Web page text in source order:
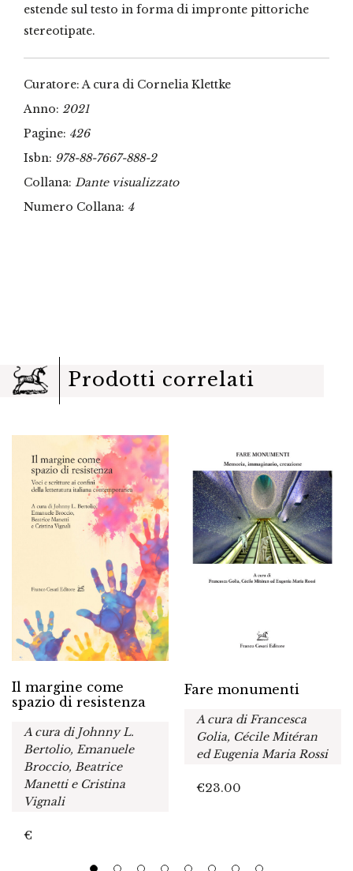
estende sul testo in forma di impronte pittoriche
stereotipate.
Curatore: A cura di Cornelia Klettke
Anno: 2021
Pagine: 426
Isbn: 978-88-7667-888-2
Collana: Dante visualizzato
Numero Collana: 4
Prodotti correlati
Il margine come
spazio di resistenza
A cura di Johnny L.
Bertolio, Emanuele
Broccio, Beatrice
Manetti e Cristina
Vignali
€
Fare monumenti
A cura di Francesca
Golia, Cécile Mitéran
ed Eugenia Maria Rossi
€23.00